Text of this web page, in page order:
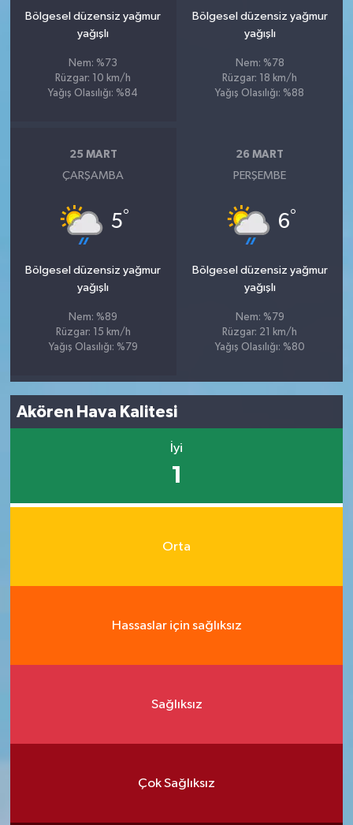
Bölgesel düzensiz yağmur
yağışlı
Nem: %73
Rüzgar: 10 km/h
Yağış Olasılığı: %84
Bölgesel düzensiz yağmur
yağışlı
Nem: %78
Rüzgar: 18 km/h
Yağış Olasılığı: %88
25 MART
ÇARŞAMBA
5°
Bölgesel düzensiz yağmur
yağışlı
Nem: %89
Rüzgar: 15 km/h
Yağış Olasılığı: %79
26 MART
PERŞEMBE
6°
Bölgesel düzensiz yağmur
yağışlı
Nem: %79
Rüzgar: 21 km/h
Yağış Olasılığı: %80
Akören Hava Kalitesi
İyi
1
Orta
Hassaslar için sağlıksız
Sağlıksız
Çok Sağlıksız